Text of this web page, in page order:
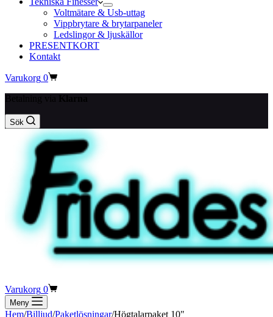
Voltmätare & Usb-uttag
Vippbrytare & brytarpaneler
Ledslingor & ljuskällor
PRESENTKORT
Kontakt
Varukorg 0
Sök
Varukorg 0
Meny
Hem/Billjud/Paketlösningar/Högtalarpaket 10"